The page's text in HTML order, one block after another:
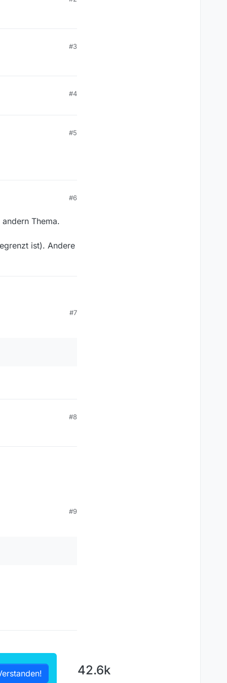
#3
#4
#5
#6
Thema.
ist). Andere
#7
#8
#9
42.6k